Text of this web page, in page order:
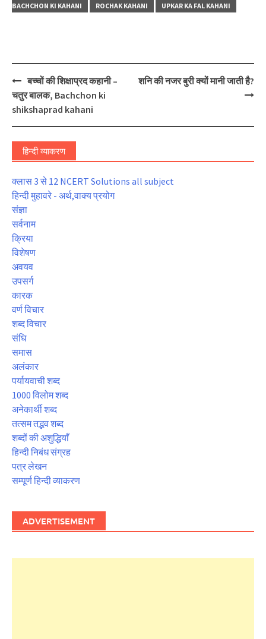
BACHCHON KI KAHANI
ROCHAK KAHANI UPKAR KA FAL KAHANI
Post
navigation
बच्चों की शिक्षाप्रद कहानी –
चतुर बालक, Bachchon ki
shikshaprad kahani
शनि की नजर बुरी क्यों मानी जाती है?
हिन्दी व्याकरण
क्लास 3 से 12 NCERT Solutions all subject
हिन्दी मुहावरे - अर्थ,वाक्य प्रयोग
संज्ञा
सर्वनाम
क्रिया
विशेषण
अवयव
उपसर्ग
कारक
वर्ण विचार
शब्द विचार
संधि
समास
अलंकार
पर्यायवाची शब्द
1000 विलोम शब्द
अनेकार्थी शब्द
तत्सम तद्भव शब्द
शब्दों की अशुद्धियाँ
हिन्दी निबंध संग्रह
पत्र लेखन
सम्पूर्ण हिन्दी व्याकरण
ADVERTISEMENT